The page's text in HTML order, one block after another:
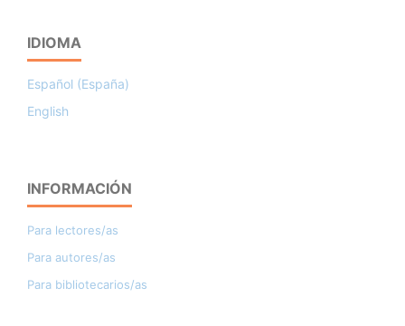
IDIOMA
Español (España)
English
INFORMACIÓN
Para lectores/as
Para autores/as
Para bibliotecarios/as